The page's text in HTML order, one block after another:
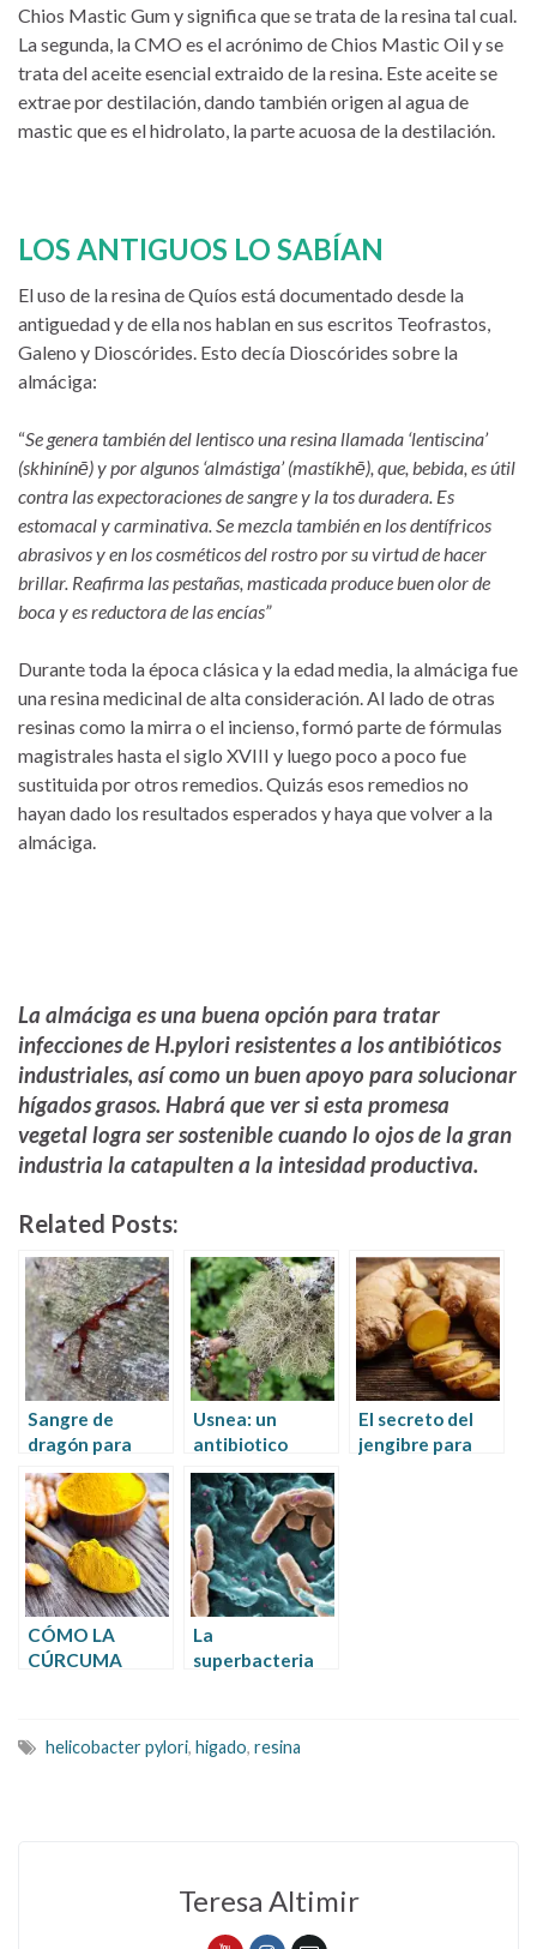
Chios Mastic Gum y significa que se trata de la resina tal cual.
La segunda, la CMO es el acrónimo de Chios Mastic Oil y se
trata del aceite esencial extraido de la resina. Este aceite se
extrae por destilación, dando también origen al agua de
mastic que es el hidrolato, la parte acuosa de la destilación.
LOS ANTIGUOS LO SABÍAN
El uso de la resina de Quíos está documentado desde la
antiguedad y de ella nos hablan en sus escritos Teofrastos,
Galeno y Dioscórides. Esto decía Dioscórides sobre la
almáciga:
“Se genera también del lentisco una resina llamada ‘lentiscina’
(skhinínē) y por algunos ‘almástiga’ (mastíkhē), que, bebida, es útil
contra las expectoraciones de sangre y la tos duradera. Es
estomacal y carminativa. Se mezcla también en los dentífricos
abrasivos y en los cosméticos del rostro por su virtud de hacer
brillar. Reafirma las pestañas, masticada produce buen olor de
boca y es reductora de las encías”
Durante toda la época clásica y la edad media, la almáciga fue
una resina medicinal de alta consideración. Al lado de otras
resinas como la mirra o el incienso, formó parte de fórmulas
magistrales hasta el siglo XVIII y luego poco a poco fue
sustituida por otros remedios. Quizás esos remedios no
hayan dado los resultados esperados y haya que volver a la
almáciga.
La almáciga es una buena opción para tratar
infecciones de H.pylori resistentes a los antibióticos
industriales, así como un buen apoyo para solucionar
hígados grasos. Habrá que ver si esta promesa
vegetal logra ser sostenible cuando lo ojos de la gran
industria la catapulten a la intesidad productiva.
Related Posts:
Sangre de
dragón para
curar úlcera
Usnea: un
antibiotico
natural para
infecciones
localizadas
El secreto del
jengibre para
CÓMO LA
CÚRCUMA
VIDA
La
superbacteria
pseudomona
aeruginosa
helicobacter pylori, higado, resina
Teresa Altimir